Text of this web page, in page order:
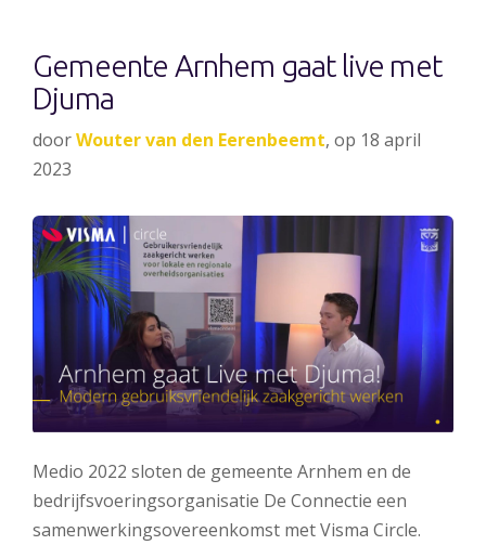
Gemeente Arnhem gaat live met
Djuma
doorWouter van den Eerenbeemt, op 18 april
2023
Medio 2022 sloten de gemeente Arnhem en de
bedrijfsvoeringsorganisatie De Connectie een
samenwerkingsovereenkomst met Visma Circle.